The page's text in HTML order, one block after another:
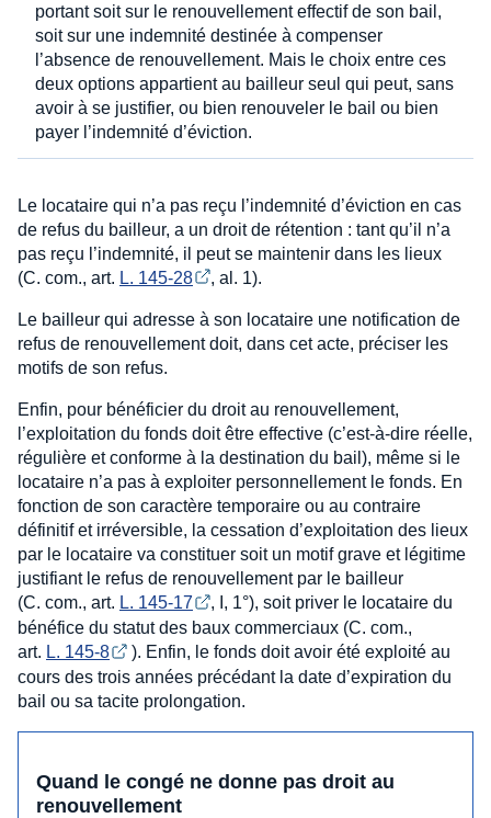
portant soit sur le renouvellement effectif de son bail,
soit sur une indemnité destinée à compenser
l’absence de renouvellement. Mais le choix entre ces
deux options appartient au bailleur seul qui peut, sans
avoir à se justifier, ou bien renouveler le bail ou bien
payer l’indemnité d’éviction.
Le locataire qui n’a pas reçu l’indemnité d’éviction en cas
de refus du bailleur, a un droit de rétention : tant qu’il n’a
pas reçu l’indemnité, il peut se maintenir dans les lieux
(C. com., art. L. 145-28 , al. 1).
Le bailleur qui adresse à son locataire une notification de
refus de renouvellement doit, dans cet acte, préciser les
motifs de son refus.
Enfin, pour bénéficier du droit au renouvellement,
l’exploitation du fonds doit être effective (c’est-à-dire réelle,
régulière et conforme à la destination du bail), même si le
locataire n’a pas à exploiter personnellement le fonds. En
fonction de son caractère temporaire ou au contraire
définitif et irréversible, la cessation d’exploitation des lieux
par le locataire va constituer soit un motif grave et légitime
justifiant le refus de renouvellement par le bailleur
(C. com., art. L. 145-17
, I, 1°), soit priver le locataire du
bénéfice du statut des baux commerciaux (C. com.,
art. L. 145-8
). Enfin, le fonds doit avoir été exploité au
cours des trois années précédant la date d’expiration du
bail ou sa tacite prolongation.
Quand le congé ne donne pas droit au
renouvellement